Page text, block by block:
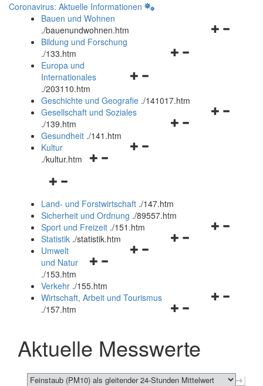
Coronavirus: Aktuelle Informationen
Bauen und Wohnen
./bauenundwohnen.htm
Navigationsmenü
Bildung und Forschung
./133.htm
Navigationsmenü
und
schließen
Europa und
Internationales
./203110.htm
Geschichte und Geografie ./141017.htm
Navigationsmenü
Gesellschaft und Soziales
./139.htm
Navigationsmenü
Gesundheit ./141.htm
Navigationsmenü
Kultur
./kultur.htm
Navigationsmenü
und
schließen
Land- und Forstwirtschaft ./147.htm
Sicherheit und Ordnung ./89557.htm
Navigationsmenü
Sport und Freizeit ./151.htm
Navigationsmenü
Statistik ./statistik.htm
Navigationsmenü
und
schließen
Umwelt
und Natur
./153.htm
Verkehr ./155.htm
Navigationsmenü
schließen
Wirtschaft, Arbeit und Tourismus
./157.htm
Aktuelle Messwerte